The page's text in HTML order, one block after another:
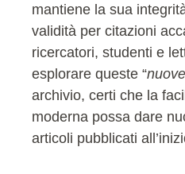
mantiene la sua
validità per citazioni
ricercatori, studenti e
esplorare queste “
archivio, certi che la
moderna possa dare
articoli pubblicati